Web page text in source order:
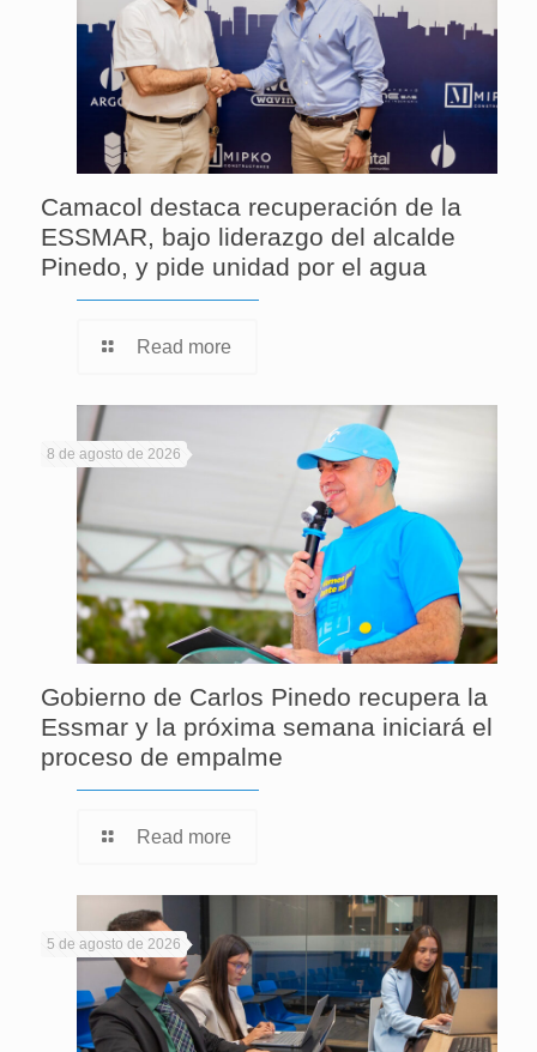
Camacol destaca recuperación de la
ESSMAR, bajo liderazgo del alcalde
Pinedo, y pide unidad por el agua
Read more
8 de agosto de 2026
Gobierno de Carlos Pinedo recupera la
Essmar y la próxima semana iniciará el
proceso de empalme
Read more
5 de agosto de 2026